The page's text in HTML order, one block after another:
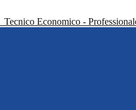
Tecnico Economico -